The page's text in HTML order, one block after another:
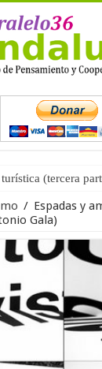
ante las próximas
/ Espadas y
Gala)